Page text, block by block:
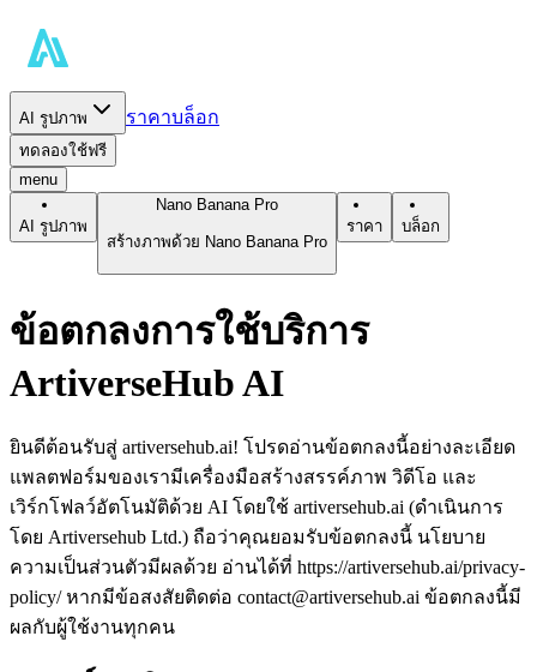
AI รูปภาพ ราคาบล็อก
ทดลองใช้ฟรี
menu
AI รูปภาพ
Nano Banana Pro
สร้างภาพด้วย Nano Banana Pro
ราคา บล็อก
ข้อตกลงการใช้บริการ
ArtiverseHub AI
ยินดีต้อนรับสู่ artiversehub.ai! โปรดอ่านข้อตกลงนี้อย่างละเอียด
แพลตฟอร์มของเรามีเครื่องมือสร้างสรรค์ภาพ วิดีโอ และ
เวิร์กโฟลว์อัตโนมัติด้วย AI โดยใช้ artiversehub.ai (ดำเนินการ
โดย Artiversehub Ltd.) ถือว่าคุณยอมรับข้อตกลงนี้ นโยบาย
ความเป็นส่วนตัวมีผลด้วย อ่านได้ที่ https://artiversehub.ai/privacy-
policy/ หากมีข้อสงสัยติดต่อ contact@artiversehub.ai ข้อตกลงนี้มี
ผลกับผู้ใช้งานทุกคน